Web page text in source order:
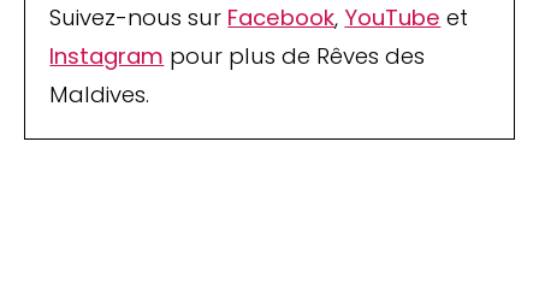
Suivez-nous sur Facebook, YouTube et
Instagram pour plus de Rêves des
Maldives.